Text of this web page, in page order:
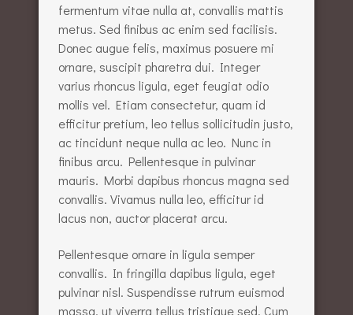
fermentum vitae nulla at, convallis mattis
metus. Sed finibus ac enim sed facilisis.
Donec augue felis, maximus posuere mi
ornare, suscipit pharetra dui. Integer
varius rhoncus ligula, eget feugiat odio
mollis vel. Etiam consectetur, quam id
efficitur pretium, leo tellus sollicitudin justo,
ac tincidunt neque nulla ac leo. Nunc in
finibus arcu. Pellentesque in pulvinar
mauris. Morbi dapibus rhoncus magna sed
convallis. Vivamus nulla leo, efficitur id
lacus non, auctor placerat arcu.
Pellentesque ornare in ligula semper
convallis. In fringilla dapibus ligula, eget
pulvinar nisl. Suspendisse rutrum euismod
massa, ut viverra tellus tristique sed. Cum